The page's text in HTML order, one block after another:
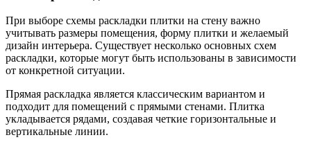
При выборе схемы раскладки плитки на стену важно
учитывать размеры помещения, форму плитки и желаемый
дизайн интерьера. Существует несколько основных схем
раскладки, которые могут быть использованы в зависимости
от конкретной ситуации.
Прямая раскладка является классическим вариантом и
подходит для помещений с прямыми стенами. Плитка
укладывается рядами, создавая четкие горизонтальные и
вертикальные линии.